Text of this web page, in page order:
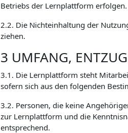
Betriebs der Lernplattform erfolgen.
2.2. Die Nichteinhaltung der
ziehen.
3 UMFANG,
3.1. Die Lernplattform steht
sofern sich aus den folgenden
3.2. Personen, die keine
zur Lernplattform und die
entsprechend.